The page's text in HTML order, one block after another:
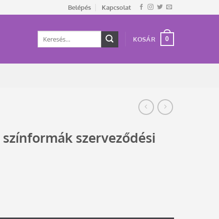
Belépés Kapcsolat
Keresés
KOSÁR 0
szerveződési
kiemelésével mennyiség